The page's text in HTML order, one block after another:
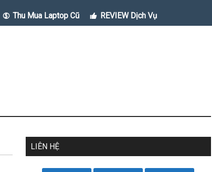
Thu Mua Laptop Cũ REVIEW Dịch Vụ
LIÊN HỆ